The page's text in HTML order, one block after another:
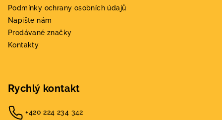
Podmínky ochrany osobních údajů
Napište nám
Prodávané značky
Kontakty
Rychlý kontakt
+420 224 234 342